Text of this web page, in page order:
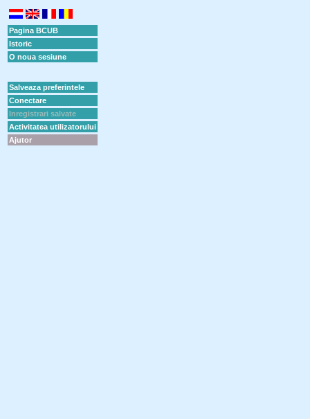
Pagina BCUB
Istoric
O noua sesiune
Salveaza preferintele
Conectare
Inregistrari salvate
Activitatea utilizatorului
Ajutor